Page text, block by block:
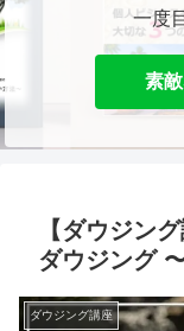
一度
素
【ダウジン
ダウジング
ダウジング講座